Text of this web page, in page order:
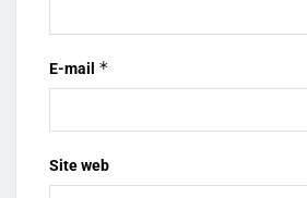
E-mail *
Site web